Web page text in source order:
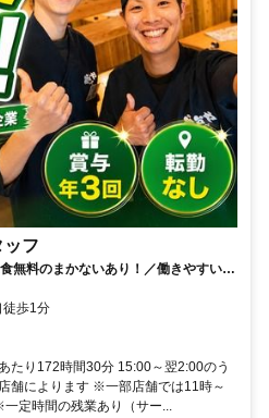
フ
無料のまかないあり！／働きやすい環
徒歩1分
たり172時間30分 15:00～翌2:00のう
舗によります ※一部店舗では11時～
定時間の残業あり（サー...